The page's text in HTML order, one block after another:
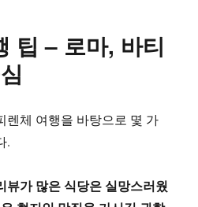
맛
돈
팁 – 로마, 바티
렌체 여행을 바탕으로 몇 가
.
뷰가 많은 식당은 실망스러웠